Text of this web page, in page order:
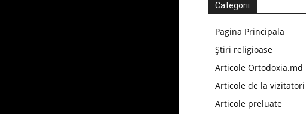
Categorii
Pagina Principala
Știri religioase
Articole Ortodoxia.md
Articole de la vizitatori
Articole preluate